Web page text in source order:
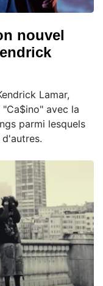
nouvel
Lamar,
avec la
parmi lesquels